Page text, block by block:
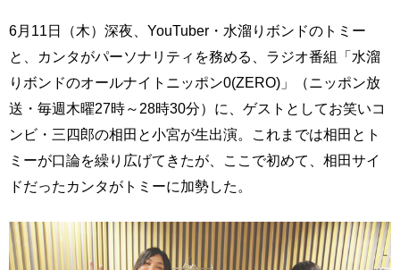
6月11日（木）深夜、YouTuber・水溜りボンドのトミー
と、カンタがパーソナリティを務める、ラジオ番組「水溜
りボンドのオールナイトニッポン0(ZERO)」（ニッポン放
送・毎週木曜27時～28時30分）に、ゲストとしてお笑いコ
ンビ・三四郎の相田と小宮が生出演。これまでは相田とト
ミーが口論を繰り広げてきたが、ここで初めて、相田サイ
ドだったカンタがトミーに加勢した。